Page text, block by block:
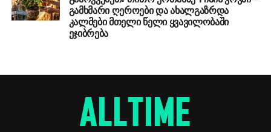
გამხმარი ღეროები და ახალგაზრდა
კალმები მთელი წელი ყვავილობაში
ეჯიბრება